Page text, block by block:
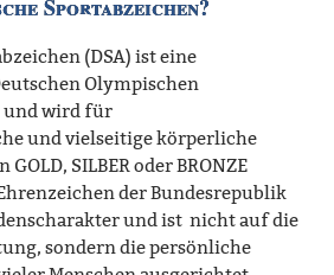
Sportabzeichen?
(DSA) ist eine
Olympischen
und wird für
und vielseitige körperliche
SILBER oder BRONZE
der Bundesrepublik
und ist nicht auf die
sondern die persönliche